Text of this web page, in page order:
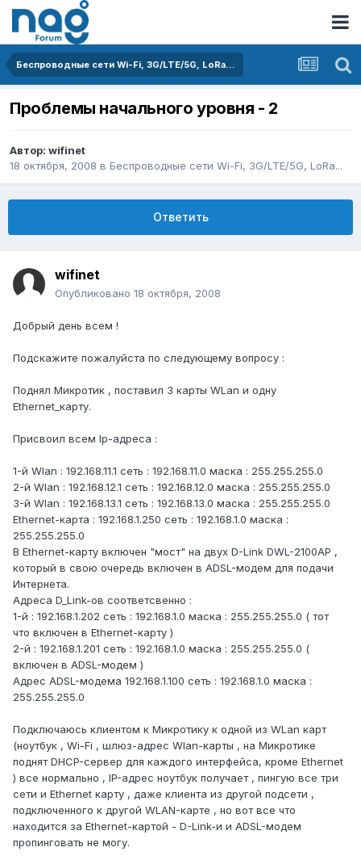
Беспроводные сети Wi-Fi, 3G/LTE/5G, LoRa...
Проблемы начального уровня - 2
Автор: wifinet
18 октября, 2008 в Беспроводные сети Wi-Fi, 3G/LTE/5G, LoRa...
Ответить
wifinet
Опубликовано 18 октября, 2008
Добрый день всем !
Подскажите пожалуйста по следующему вопросу :
Поднял Микротик , поставил 3 карты WLan и одну
Ethernet_карту.
Присвоил всем Ip-адреса :
1-й Wlan : 192.168.11.1 сеть : 192.168.11.0 маска : 255.255.255.0
2-й Wlan : 192.168.12.1 сеть : 192.168.12.0 маска : 255.255.255.0
3-й Wlan : 192.168.13.1 сеть : 192.168.13.0 маска : 255.255.255.0
Ethernet-карта : 192.168.1.250 сеть : 192.168.1.0 маска :
255.255.255.0
В Ethernet-карту включен "мост" на двух D-Link DWL-2100AP ,
который в свою очередь включен в ADSL-модем для подачи
Интернета.
Адреса D_Link-ов соответсвенно :
1-й : 192.168.1.202 сеть : 192.168.1.0 маска : 255.255.255.0 ( тот
что включен в Ethernet-карту )
2-й : 192.168.1.201 сеть : 192.168.1.0 маска : 255.255.255.0 (
включен в ADSL-модем )
Адрес ADSL-модема 192.168.1.100 сеть : 192.168.1.0 маска :
255.255.255.0
Подключаюсь клиентом к Микротику к одной из WLan карт
(ноутбук , Wi-Fi , шлюз-адрес Wlan-карты , на Микротике
поднят DHCP-сервер для каждого интерфейса, кроме Ethernet
) все нормально , IP-адрес ноутбук получает , пингую все три
сети и Ethernet карту , даже клиента из другой подсети ,
подключенного к другой WLAN-карте , но вот все что
находится за Ethernet-картой - D-Link-и и ADSL-модем
пропинговать не могу.